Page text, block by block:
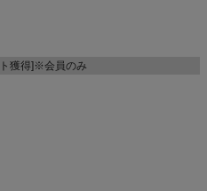
獲得]※会員のみ